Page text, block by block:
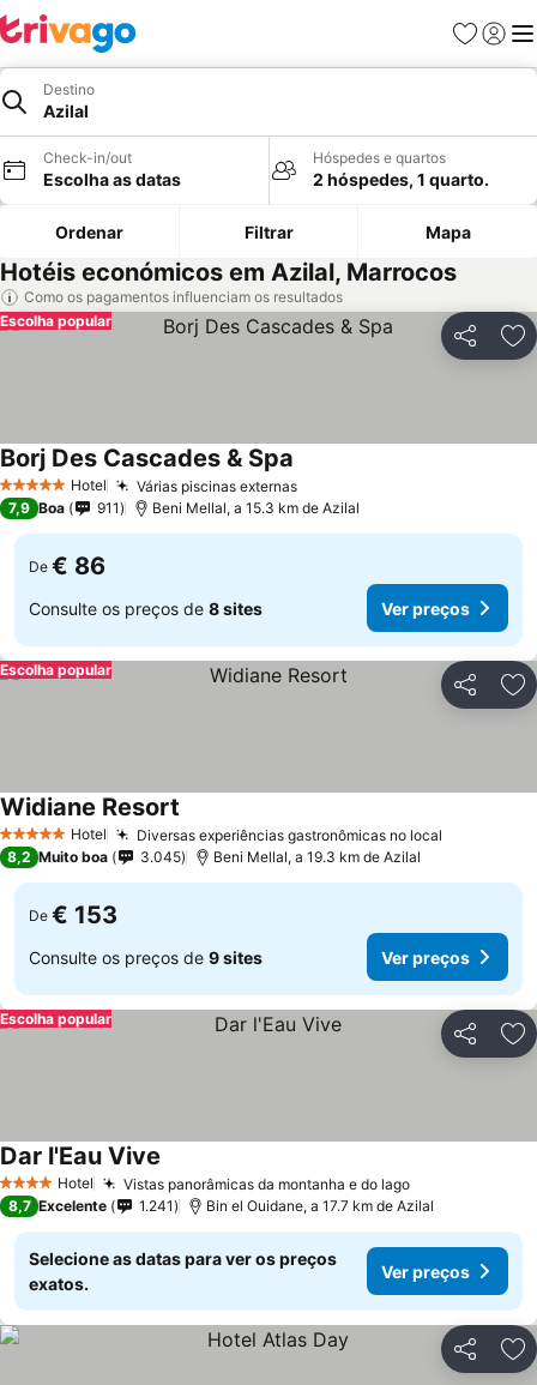
Favoritos
Iniciar
Destino
Azilal
Check-in/out
Escolha as datas
Hóspedes e quartos
2 hóspedes, 1 quarto.
Ordenar Filtrar Mapa
Hotéis económicos em Azilal, Marrocos
Como os pagamentos influenciam os resultados
Partilhar
Escolha popular
5 Estrelas Hotel Várias piscinas externas
Borj Des Cascades & Spa
7,9 Boa 911 Beni Mellal, a 15.3 km de Azilal
De € 86
Consulte os preços de 8 sites Ver preços
Partilhar
Escolha popular
5 Estrelas Hotel Diversas experiências gastronômicas no local
Widiane Resort
8,2 Muito boa 3.045 Beni Mellal, a 19.3 km de Azilal
De € 153
Consulte os preços de 9 sites Ver preços
Partilhar
Escolha popular
4 EstrelasHotel Vistas panorâmicas da montanha e do lago
Dar l'Eau Vive
8,7 Excelente 1.241 Bin el Ouidane, a 17.7 km de Azilal
Selecione as datas para ver os preços
exatos.
Ver preços
Partilhar